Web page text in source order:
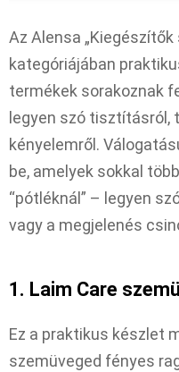
Az Alensa „Kiegészítők
kategóriájában
termékek sorakoznak
legyen szó tisztításról,
kényelemről.
be, amelyek sokkal
“pótléknál” – legyen
vagy a megjelenés
1. Laim Care
Ez a praktikus készlet
szemüveged fényes